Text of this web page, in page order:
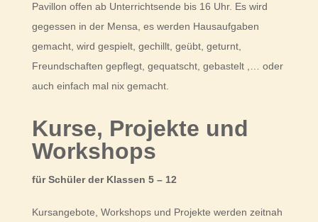
Pavillon offen ab Unterrichtsende bis 16 Uhr. Es wird
gegessen in der Mensa, es werden Hausaufgaben
gemacht, wird gespielt, gechillt, geübt, geturnt,
Freundschaften gepflegt, gequatscht, gebastelt ,… oder
auch einfach mal nix gemacht.
Kurse, Projekte und
Workshops
für Schüler der Klassen 5 – 12
Kursangebote, Workshops und Projekte werden zeitnah